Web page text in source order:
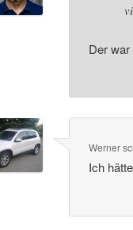
Der war
Werner
Ich